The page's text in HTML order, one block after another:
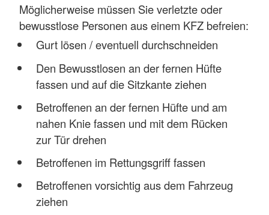
Möglicherweise müssen Sie verletzte oder
bewusstlose Personen aus einem KFZ befreien:
Gurt lösen / eventuell durchschneiden
Den Bewusstlosen an der fernen Hüfte
fassen und auf die Sitzkante ziehen
Betroffenen an der fernen Hüfte und am
nahen Knie fassen und mit dem Rücken
zur Tür drehen
Betroffenen im Rettungsgriff fassen
Betroffenen vorsichtig aus dem Fahrzeug
ziehen